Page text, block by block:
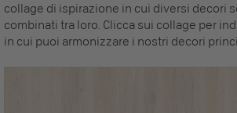
collage di ispirazione in cui diversi decori
combinati tra loro. Clicca sui collage per
in cui puoi armonizzare i nostri decori